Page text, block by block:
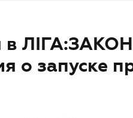
в
о запуске